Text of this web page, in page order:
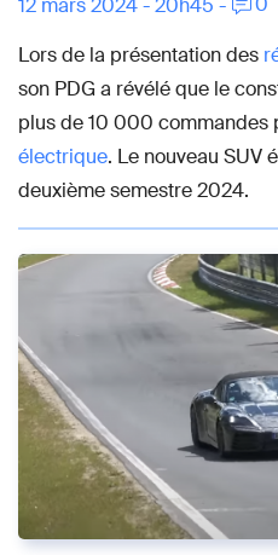
12 mars 2024 - 20h45 -
Lors de la présentation des
son PDG a révélé que le
plus de 10 000 commandes
électrique. Le nouveau SUV
deuxième semestre 2024.